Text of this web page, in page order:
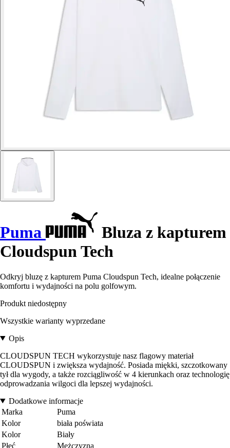
Puma
Bluza z kapturem
Cloudspun Tech
Odkryj bluzę z kapturem Puma Cloudspun Tech, idealne połączenie
komfortu i wydajności na polu golfowym.
Produkt niedostępny
Wszystkie warianty wyprzedane
Opis
CLOUDSPUN TECH wykorzystuje nasz flagowy materiał
CLOUDSPUN i zwiększa wydajność. Posiada miękki, szczotkowany
tył dla wygody, a także rozciągliwość w 4 kierunkach oraz technologię
odprowadzania wilgoci dla lepszej wydajności.
Dodatkowe informacje
Marka
Puma
Kolor
biała poświata
Kolor
Biały
Płeć
Mężczyzna